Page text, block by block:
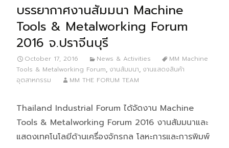
บรรยากาศงานสัมมนา Machine
Tools & Metalworking Forum
2016 จ.ปราจีนบุรี
October 17, 2016 News & Activities
MM Machine
Tools & Metalworking Forum, งานสัมมนา, งานแสดงสินค้า
อุตสาหกรรม
MM THE FORUM TEAM
Thailand Industrial Forum ได้จัดงาน Machine
Tools & Metalworking Forum 2016 งานสัมมนาและ
แสดงเทคโนโลยีด้านเครื่องจักรกล โลหะการและการพิมพ์